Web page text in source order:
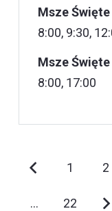
Msze
8:00, 9:30,
Msze
8:00, 17:00
1 2
… 22